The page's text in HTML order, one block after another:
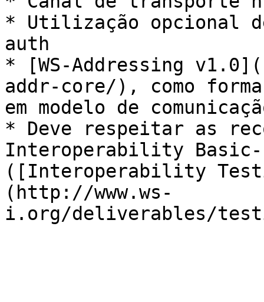
* Utilização opcional
auth
* [WS-Addressing
addr-core/), como
em modelo de
* Deve respeitar as
Interoperability
([Interoperability
(http://www.ws-